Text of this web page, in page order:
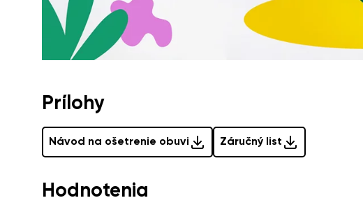
Prílohy
Návod na ošetrenie obuvi Záručný list
Hodnotenia